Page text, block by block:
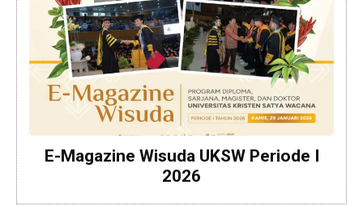
E-Magazine Wisuda UKSW Periode I
2026